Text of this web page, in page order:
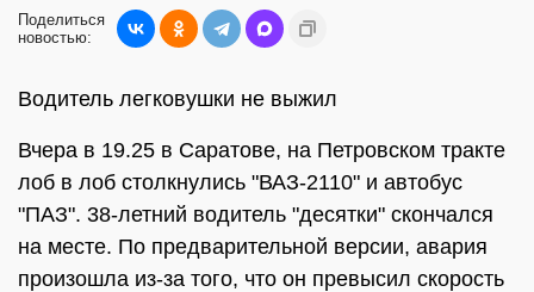
Поделиться
новостью:
Водитель легковушки не выжил
Вчера в 19.25 в Саратове, на Петровском тракте
лоб в лоб столкнулись "ВАЗ-2110" и автобус
"ПАЗ". 38-летний водитель "десятки" скончался
на месте. По предварительной версии, авария
произошла из-за того, что он превысил скорость